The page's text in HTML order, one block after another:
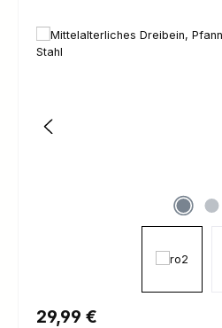
Bildergalerie überspringen
Regulärer Preis:
29,99 €